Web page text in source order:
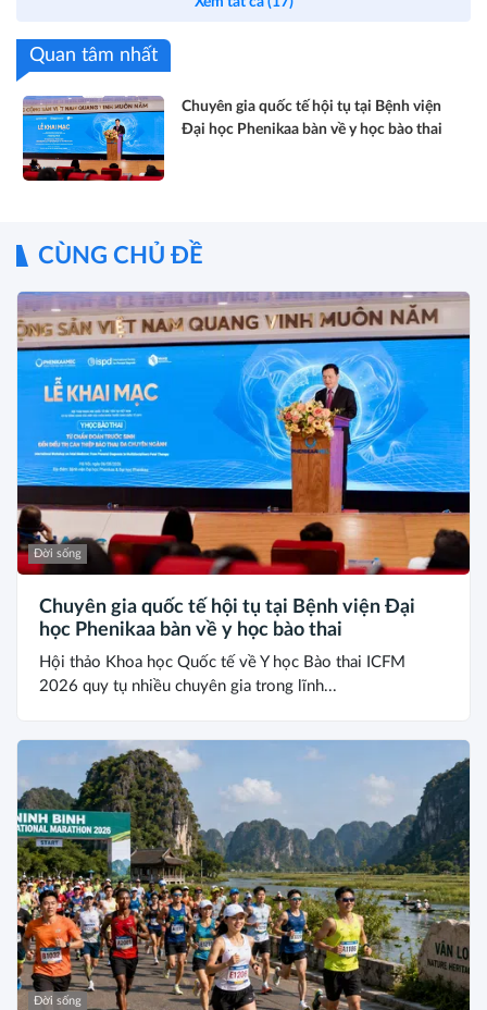
Quan tâm nhất
Chuyên gia quốc tế hội tụ tại Bệnh viện
Đại học Phenikaa bàn về y học bào thai
CÙNG CHỦ ĐỀ
Đời sống
Chuyên gia quốc tế hội tụ tại Bệnh viện Đại
học Phenikaa bàn về y học bào thai
Hội thảo Khoa học Quốc tế về Y học Bào thai ICFM
2026 quy tụ nhiều chuyên gia trong lĩnh...
Đời sống